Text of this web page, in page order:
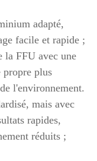
adapté,
la FFU avec une
propre plus
mais avec
rapides,
réduits ;